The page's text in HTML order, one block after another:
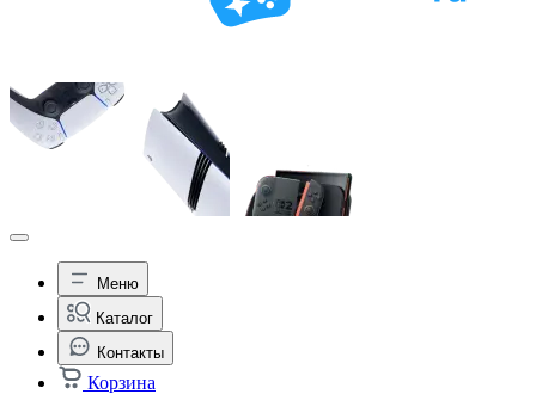
Меню
Каталог
Контакты
Корзина